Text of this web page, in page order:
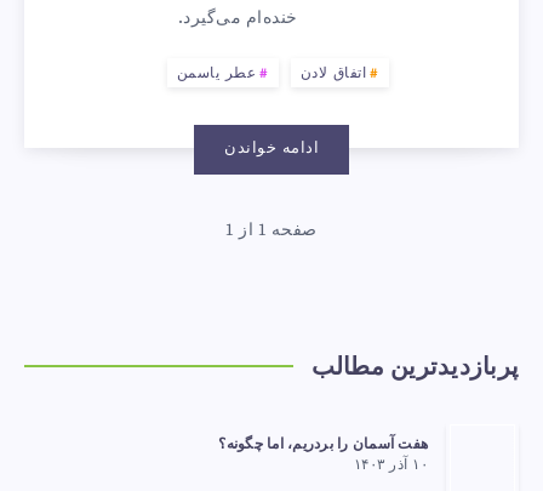
خنده‌ام می‌گیرد.
اتفاق لادن عطر یاسمن
ادامه خواندن
صفحه 1 از 1
پربازدیدترین مطالب
هفت آسمان را بردریم، اما چگونه؟
۱۰ آذر ۱۴۰۳